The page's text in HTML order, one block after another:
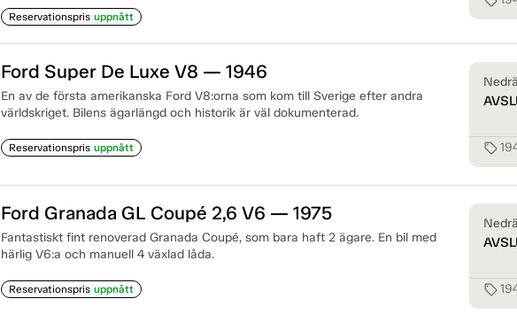
Reservationspris uppnått
Ford Super De Luxe V8 — 1946
En av de första amerikanska Ford V8:orna som kom till Sverige efter andra
världskriget. Bilens ägarlängd och historik är väl dokumenterad.
Reservationspris uppnått sell
Ford Granada GL Coupé 2,6 V6 — 1975
Fantastiskt fint renoverad Granada Coupé, som bara haft 2 ägare. En bil med
härlig V6:a och manuell 4 växlad låda.
Reservationspris uppnått sell